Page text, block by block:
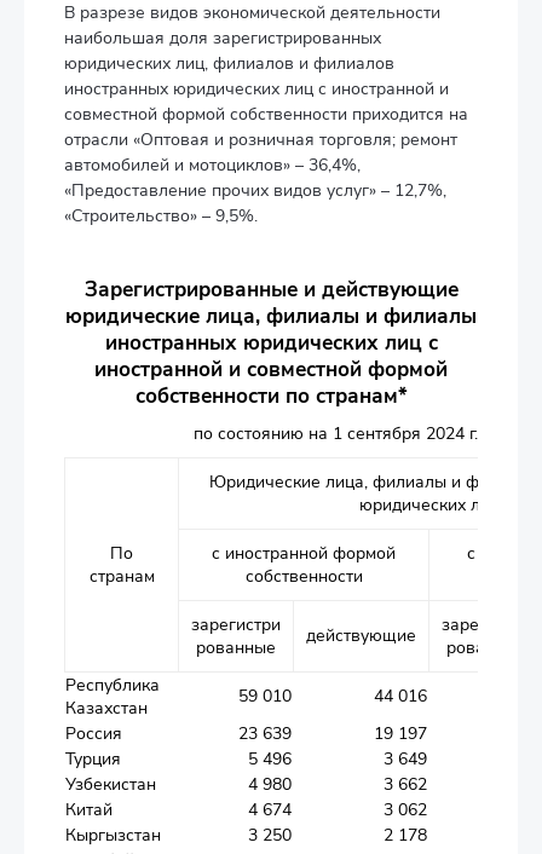
В разрезе видов экономической деятельности
наибольшая доля зарегистрированных
юридических лиц, филиалов и филиалов
иностранных юридических лиц с иностранной и
совместной формой собственности приходится на
отрасли «Оптовая и розничная торговля; ремонт
автомобилей и мотоциклов» – 36,4%,
«Предоставление прочих видов услуг» – 12,7%,
«Строительство» – 9,5%.
Зарегистрированные и действующие
юридические лица, филиалы и филиалы
иностранных юридических лиц с
иностранной и совместной формой
собственности по странам*
по состоянию на 1 сентября 2024 г.
По
странам
Юридические лица, филиалы и филиалы
юридических лиц
с иностранной формой
собственности
с
зарегистри
рованные
действующие
зарегистри
рованные
Республика
Казахстан
59 010 44 016
Россия
23 639 19 197
Турция
5 496 3 649
Узбекистан
4 980 3 662
Китай
4 674 3 062
Кыргызстан
3 250 2 178